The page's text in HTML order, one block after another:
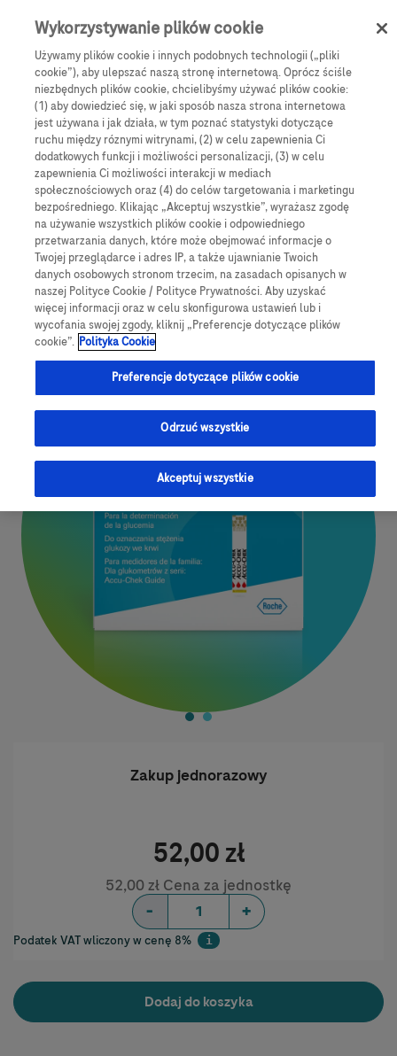
Skip to main content Menu
e-Sklep
Monitorowanie stężenia glukozy
Testy paskowe
Testy paskowe Accu-Chek Guide (50 szt.)
Testy paskowe Accu-
Chek Guide (50 szt.)
Testy paskowe Accu-Chek Guide wraz z glukometrami z serii
Accu-Chek Guide przewidziane są do diagnostyki in vitro
wykonywanej w ramach samokontroli przez osoby ze
zdiagnozowaną cukrzycą. Testy paskowe Accu-Chek Guide
są kompatybilne z glukometrami Accu-Chek Guide Solo oraz
Accu-Chek Guide Link.
Zakup jednorazowy
52,00 zł
52,00 zł Cena za jednostkę
- +
Podatek VAT wliczony w cenę 8%
i
Dodaj do koszyka
Wykorzystywanie plików cookie
Używamy plików cookie i innych podobnych technologii („pliki
cookie”), aby ulepszać naszą stronę internetową. Oprócz ściśle
niezbędnych plików cookie, chcielibyśmy używać plików cookie:
(1) aby dowiedzieć się, w jaki sposób nasza strona internetowa
jest używana i jak działa, w tym poznać statystyki dotyczące
ruchu między róznymi witrynami, (2) w celu zapewnienia Ci
dodatkowych funkcji i możliwości personalizacji, (3) w celu
zapewnienia Ci możliwości interakcji w mediach
społecznościowych oraz (4) do celów targetowania i marketingu
bezpośredniego. Klikając „Akceptuj wszystkie”, wyrażasz zgodę
na używanie wszystkich plików cookie i odpowiedniego
przetwarzania danych, które może obejmować informacje o
Twojej przeglądarce i adres IP, a także ujawnianie Twoich
danych osobowych stronom trzecim, na zasadach opisanych w
naszej Polityce Cookie / Polityce Prywatności. Aby uzyskać
więcej informacji oraz w celu skonfigurowa ustawień lub i
wycofania swojej zgody, kliknij „Preferencje dotyczące plików
cookie”. Polityka Cookie
Preferencje dotyczące plików cookie
Odrzuć wszystkie
Akceptuj wszystkie